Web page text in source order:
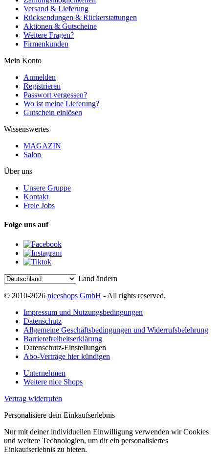
Versand & Lieferung
Rücksendungen & Rückerstattungen
Aktionen & Gutscheine
Weitere Fragen?
Firmenkunden
Mein Konto
Anmelden
Registrieren
Passwort vergessen?
Wo ist meine Lieferung?
Gutschein einlösen
Wissenswertes
MAGAZIN
Salon
Über uns
Unsere Gruppe
Kontakt
Freie Jobs
Folge uns auf
Land ändern
© 2010-2026 niceshops GmbH - All rights reserved.
Impressum und Nutzungsbedingungen
Datenschutz
Allgemeine Geschäftsbedingungen und Widerrufsbelehrung
Barrierefreiheitserklärung
Datenschutz-Einstellungen
Abo-Verträge hier kündigen
Unternehmen
Weitere nice Shops
Vertrag widerrufen
Personalisiere dein Einkaufserlebnis
Nur mit deiner individuellen Einwilligung verwenden wir Cookies
und weitere Technologien, um dir ein personalisiertes
Einkaufserlebnis zu bieten.